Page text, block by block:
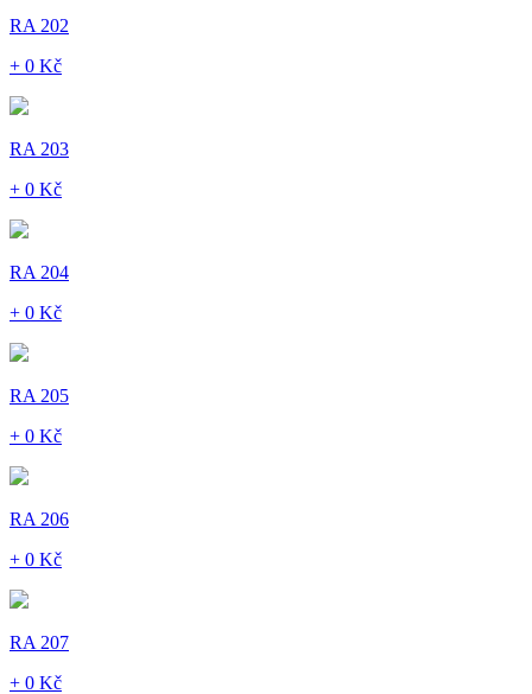
RA 202
+ 0 Kč
RA 203
+ 0 Kč
RA 204
+ 0 Kč
RA 205
+ 0 Kč
RA 206
+ 0 Kč
RA 207
+ 0 Kč